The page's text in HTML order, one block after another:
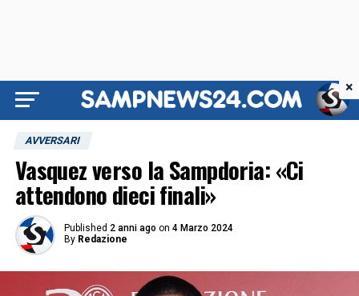
AVVERSARI
Vasquez verso la Sampdoria: «Ci
attendono dieci finali»
Published 2 anni ago on 4 Marzo 2024
By Redazione
×